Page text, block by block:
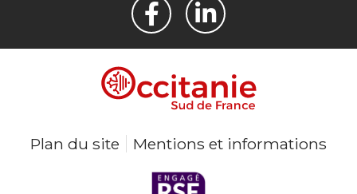
Plan du site Mentions et informations